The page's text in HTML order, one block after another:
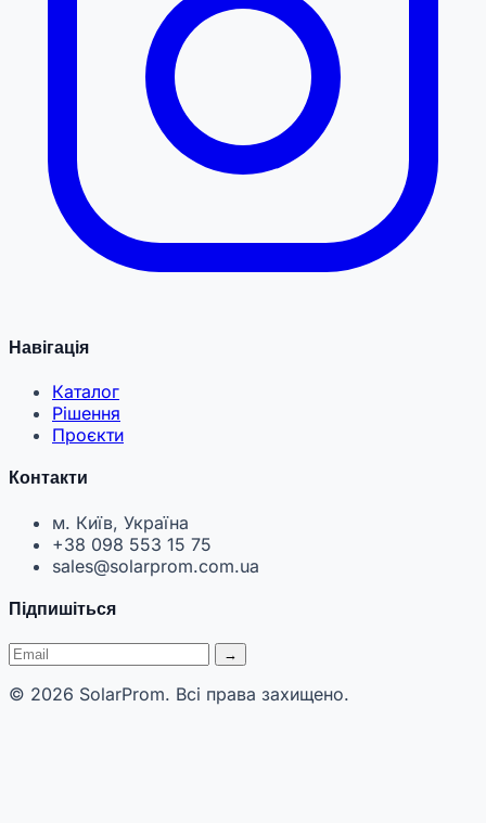
Навігація
Каталог
Рішення
Проєкти
Контакти
м. Київ, Україна
+38 098 553 15 75
sales@solarprom.com.ua
Підпишіться
→
© 2026 SolarProm. Всі права захищено.